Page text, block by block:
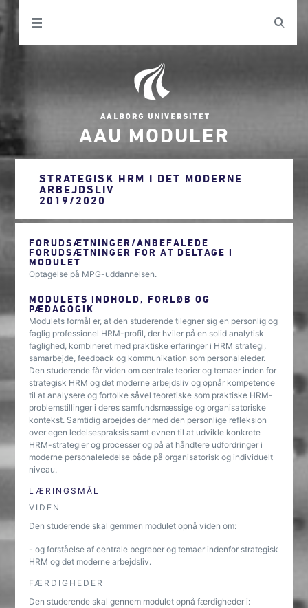
AAU MODULER
STRATEGISK HRM I DET MODERNE
ARBEJDSLIV
2019/2020
FORUDSÆTNINGER/ANBEFALEDE
FORUDSÆTNINGER FOR AT DELTAGE I
MODULET
Optagelse på MPG-uddannelsen.
MODULETS INDHOLD, FORLØB OG
PÆDAGOGIK
Modulets formål er, at den studerende tilegner sig en personlig og
faglig professionel HRM-profil, der hviler på en solid analytisk
faglighed, kombineret med praktiske erfaringer i HRM strategi,
samarbejde, feedback og kommunikation som personaleleder.
Den studerende får viden om centrale teorier og temaer inden for
strategisk HRM og det moderne arbejdsliv og opnår kompetence
til at analysere og fortolke såvel teoretiske som praktiske HRM-
problemstillinger i deres samfundsmæssige og organisatoriske
kontekst. Samtidig arbejdes der med den personlige refleksion
over egen ledelsespraksis samt evnen til at udvikle konkrete
HRM-strategier og processer og på at håndtere udfordringer i
moderne personaleledelse både på organisatorisk og individuelt
niveau.
LÆRINGSMÅL
VIDEN
Den studerende skal gemmen modulet opnå viden om:
- og forståelse af centrale begreber og temaer indenfor strategisk
HRM og det moderne arbejdsliv.
FÆRDIGHEDER
Den studerende skal gennem modulet opnå færdigheder i: